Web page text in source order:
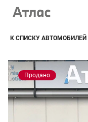
К СПИСКУ АВТОМОБИЛЕЙ
Продано